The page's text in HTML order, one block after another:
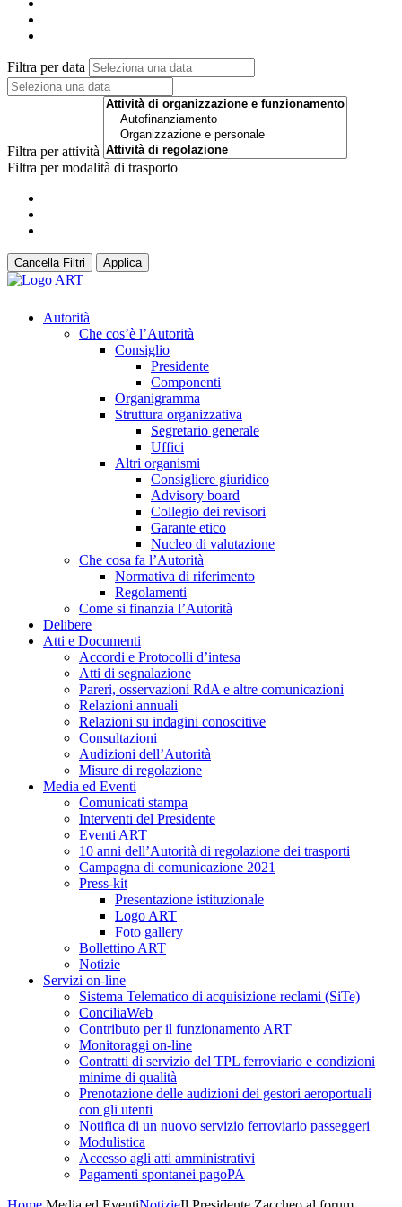
Filtra per data
Filtra per attività
Filtra per modalità di trasporto
Cancella Filtri Applica
Autorità
Che cos’è l’Autorità
Consiglio
Presidente
Componenti
Organigramma
Struttura organizzativa
Segretario generale
Uffici
Altri organismi
Consigliere giuridico
Advisory board
Collegio dei revisori
Garante etico
Nucleo di valutazione
Che cosa fa l’Autorità
Normativa di riferimento
Regolamenti
Come si finanzia l’Autorità
Delibere
Atti e Documenti
Accordi e Protocolli d’intesa
Atti di segnalazione
Pareri, osservazioni RdA e altre comunicazioni
Relazioni annuali
Relazioni su indagini conoscitive
Consultazioni
Audizioni dell’Autorità
Misure di regolazione
Media ed Eventi
Comunicati stampa
Interventi del Presidente
Eventi ART
10 anni dell’Autorità di regolazione dei trasporti
Campagna di comunicazione 2021
Press-kit
Presentazione istituzionale
Logo ART
Foto gallery
Bollettino ART
Notizie
Servizi on-line
Sistema Telematico di acquisizione reclami (SiTe)
ConciliaWeb
Contributo per il funzionamento ART
Monitoraggi on-line
Contratti di servizio del TPL ferroviario e condizioni
minime di qualità
Prenotazione delle audizioni dei gestori aeroportuali
con gli utenti
Notifica di un nuovo servizio ferroviario passeggeri
Modulistica
Accesso agli atti amministrativi
Pagamenti spontanei pagoPA